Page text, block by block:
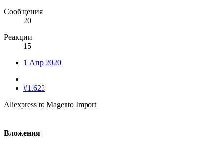
Сообщения
20
Реакции
15
1 Апр 2020
#1.623
Aliexpress to Magento Import
Вложения